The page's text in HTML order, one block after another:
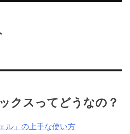
クスってどうなの？
ル」の上手な使い方